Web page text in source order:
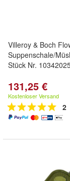
Villeroy & Boch
Suppenschale/
Stück Nr.
131,25 €
Kostenloser Versand
2